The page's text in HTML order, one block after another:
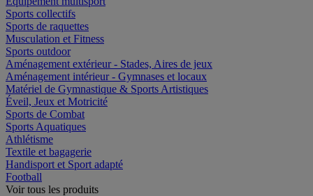
Sports collectifs
Sports de raquettes
Musculation et Fitness
Sports outdoor
Aménagement extérieur - Stades, Aires de jeux
Aménagement intérieur - Gymnases et locaux
Matériel de Gymnastique & Sports Artistiques
Éveil, Jeux et Motricité
Sports de Combat
Sports Aquatiques
Athlétisme
Textile et bagagerie
Handisport et Sport adapté
Football
Voir tous les produits